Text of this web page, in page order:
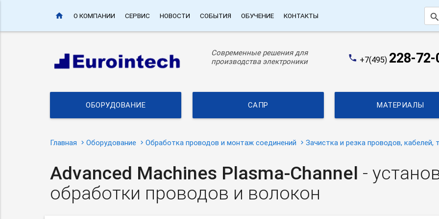
home О КОМПАНИИ СЕРВИС НОВОСТИ СОБЫТИЯ ОБУЧЕНИЕ КОНТАКТЫ
Современные решения для
производства электроники
phone +7(495) 228-72-
ОБОРУДОВАНИЕ САПР МАТЕРИАЛЫ
Главная Оборудование Обработка проводов и монтаж соединений Зачистка и резка проводов, кабелей,
Advanced Machines Plasma-Channel -
обработки проводов и волокон